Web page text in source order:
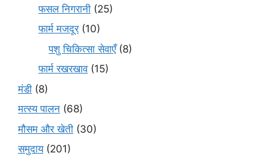
फसल निगरानी (25)
फार्म मजदूर(10)
पशु चिकित्सा सेवाएँ(8)
फार्म रखरखाव(15)
मंडी (8)
मत्स्य पालन (68)
मौसम और खेती (30)
समुदाय(201)